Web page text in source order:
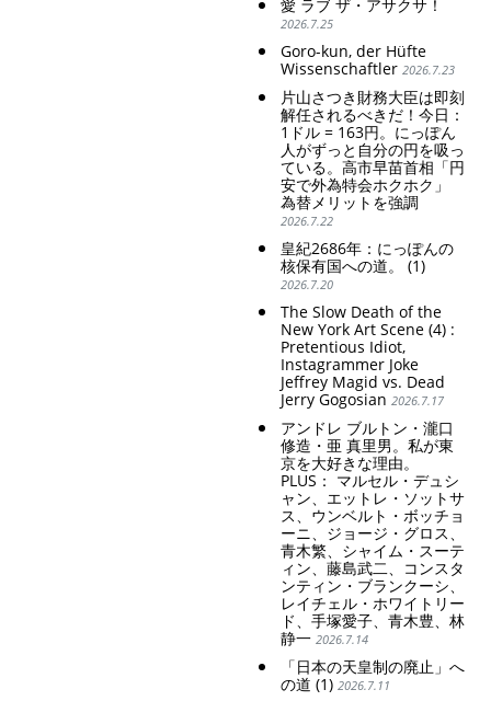
愛 ラブ ザ・アサクサ！
2026.7.25
Goro-kun, der Hüfte
Wissenschaftler 2026.7.23
片山さつき財務大臣は即刻
解任されるべきだ！今日：
1ドル = 163円。にっぽん
人がずっと自分の円を吸っ
ている。高市早苗首相「円
安で外為特会ホクホク」
為替メリットを強調
2026.7.22
皇紀2686年：にっぽんの
核保有国への道。 (1)
2026.7.20
The Slow Death of the
New York Art Scene (4) :
Pretentious Idiot,
Instagrammer Joke
Jeffrey Magid vs. Dead
Jerry Gogosian 2026.7.17
アンドレ ブルトン・瀧口
修造・亜 真里男。私が東
京を大好きな理由。
PLUS： マルセル・デュシ
ャン、エットレ・ソットサ
ス、ウンベルト・ボッチョ
ーニ、ジョージ・グロス、
青木繁、シャイム・スーテ
ィン、藤島武二、コンスタ
ンティン・ブランクーシ、
レイチェル・ホワイトリー
ド、手塚愛子、青木豊、林
静一 2026.7.14
「日本の天皇制の廃止」へ
の道 (1) 2026.7.11